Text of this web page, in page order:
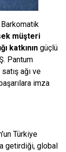
müşteri
katkının güçlü
Pantum
ağı ve
imza
Türkiye
getirdiği, global